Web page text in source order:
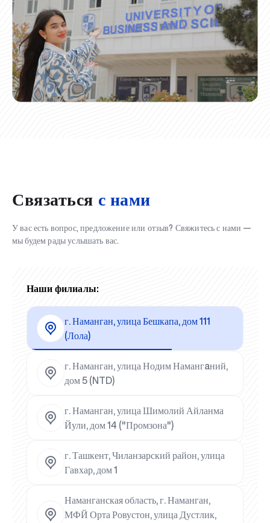
Связаться с нами
У вас есть вопрос, предложение или отзыв? Свяжитесь с нами —
мы будем рады услышать вас.
Наши филиалы:
г. Наманган, улица Бешкапа, дом 111
(Лола)
г. Наманган, улица Нодим Намангaний,
дом 5 (NTD)
г. Наманган, улица Шимолий Айланма
Йули, дом 14 ("Промзона")
г. Ташкент, Чиланзарский район, улица
Гавхар, дом 1
Наманганская область, г. Наманган,
МФЙ Орта Ровустон, улица Дустлик,